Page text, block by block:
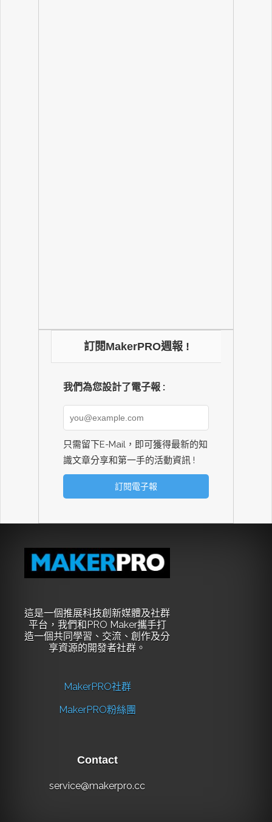
訂閱MakerPRO週報 !
我們為您設計了電子報 :
只需留下E-Mail，即可獲得最新的知
識文章分享和第一手的活動資訊 !
這是一個推展科技創新媒體及社群
平台，我們和PRO Maker攜手打
造一個共同學習、交流、創作及分
享資源的開發者社群。
MakerPRO社群
MakerPRO粉絲團
Contact
service@makerpro.cc